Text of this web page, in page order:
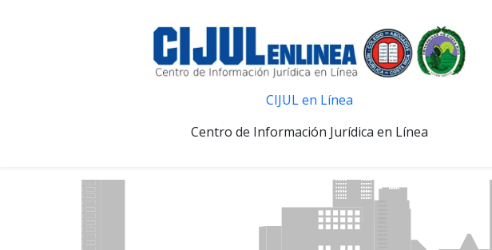
CIJUL en Línea
Centro de Información Jurídica en Línea